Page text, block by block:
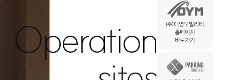
Operation
㈜대영모빌리티
홈페이지
바로가기